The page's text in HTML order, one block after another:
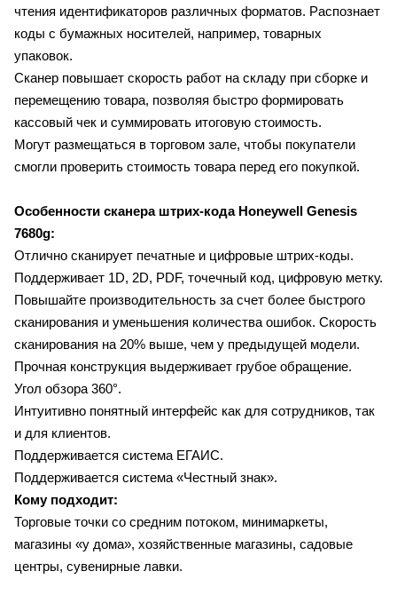
чтения идентификаторов различных форматов. Распознает
коды с бумажных носителей, например, товарных
упаковок.
Сканер повышает скорость работ на складу при сборке и
перемещению товара, позволяя быстро формировать
кассовый чек и суммировать итоговую стоимость.
Могут размещаться в торговом зале, чтобы покупатели
смогли проверить стоимость товара перед его покупкой.
Особенности сканера штрих-кода Honeywell Genesis
7680g:
Отлично сканирует печатные и цифровые штрих-коды.
Поддерживает 1D, 2D, PDF, точечный код, цифровую метку.
Повышайте производительность за счет более быстрого
сканирования и уменьшения количества ошибок. Скорость
сканирования на 20% выше, чем у предыдущей модели.
Прочная конструкция выдерживает грубое обращение.
Угол обзора 360°.
Интуитивно понятный интерфейс как для сотрудников, так
и для клиентов.
Поддерживается система ЕГАИС.
Поддерживается система «Честный знак».
Кому подходит:
Торговые точки со средним потоком, минимаркеты,
магазины «у дома», хозяйственные магазины, садовые
центры, сувенирные лавки.